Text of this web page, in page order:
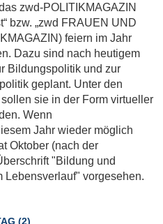
zwd-POLITIKMAGAZIN
bzw. „zwd FRAUEN UND
feiern im Jahr
Dazu sind nach heutigem
Bildungspolitik und zur
geplant. Unter den
sie in der Form virtueller
Wenn
Jahr wieder möglich
Oktober (nach der
"Bildung und
Lebensverlauf" vorgesehen.
(2)